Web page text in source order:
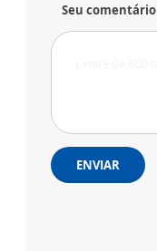
Seu comentário
ENVIAR